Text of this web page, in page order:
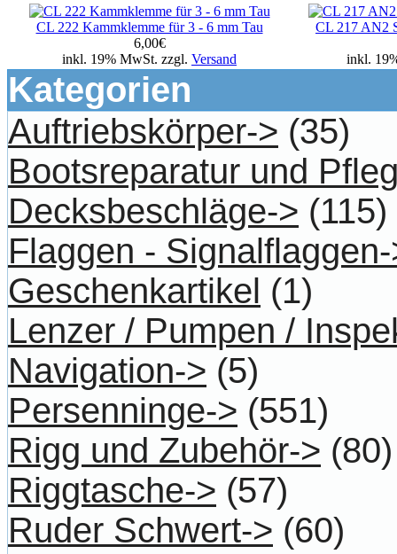
CL 222 Kammklemme für 3 - 6 mm Tau
6,00€
inkl. 19% MwSt. zzgl. Versand
CL 217 AN2
inkl.
Kategorien
Auftriebskörper-> (35)
Bootsreparatur und
Decksbeschläge-> (115)
Flaggen -
Geschenkartikel (1)
Lenzer / Pumpen /
Navigation-> (5)
Persenninge-> (551)
Rigg und Zubehör-> (80)
Riggtasche-> (57)
Ruder Schwert-> (60)